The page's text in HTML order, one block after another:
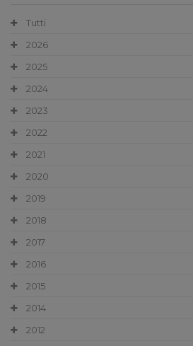
Tutti
2026
2025
2024
2023
2022
2021
2020
2019
2018
2017
2016
2015
2014
2012